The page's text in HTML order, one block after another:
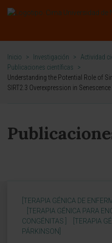
Inicio > Investigación > Actividad
Publicaciones científicas
>
Understanding the Potential Role of
SIRT2.3 Overexpression in Senescence
[TERAPIA GÉNICA DE
[TERAPIA GÉNICA PARA
CONGÉNITAS ]
[TERAPIA
PÁRKINSON]